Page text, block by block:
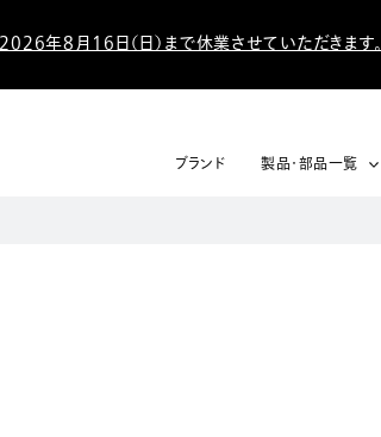
年8月16日（日）まで休業させていただきます。
ブランド
製品・部品一覧